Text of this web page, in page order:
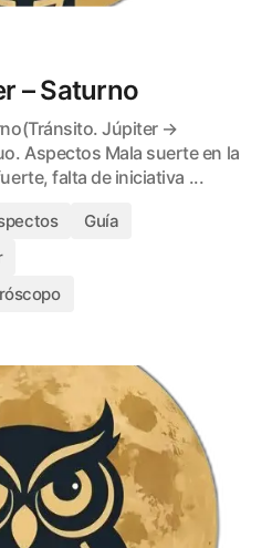
– Saturno
Júpiter →
Aspectos Mala suerte en la
falta de iniciativa ...
Guía